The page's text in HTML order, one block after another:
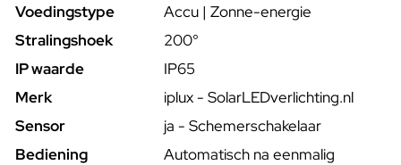
Voedingstype
Accu | Zonne-energie
Stralingshoek
200°
IP waarde
IP65
Merk
iplux - SolarLEDverlichting.nl
Sensor
ja - Schemerschakelaar
Bediening
Automatisch na eenmalig